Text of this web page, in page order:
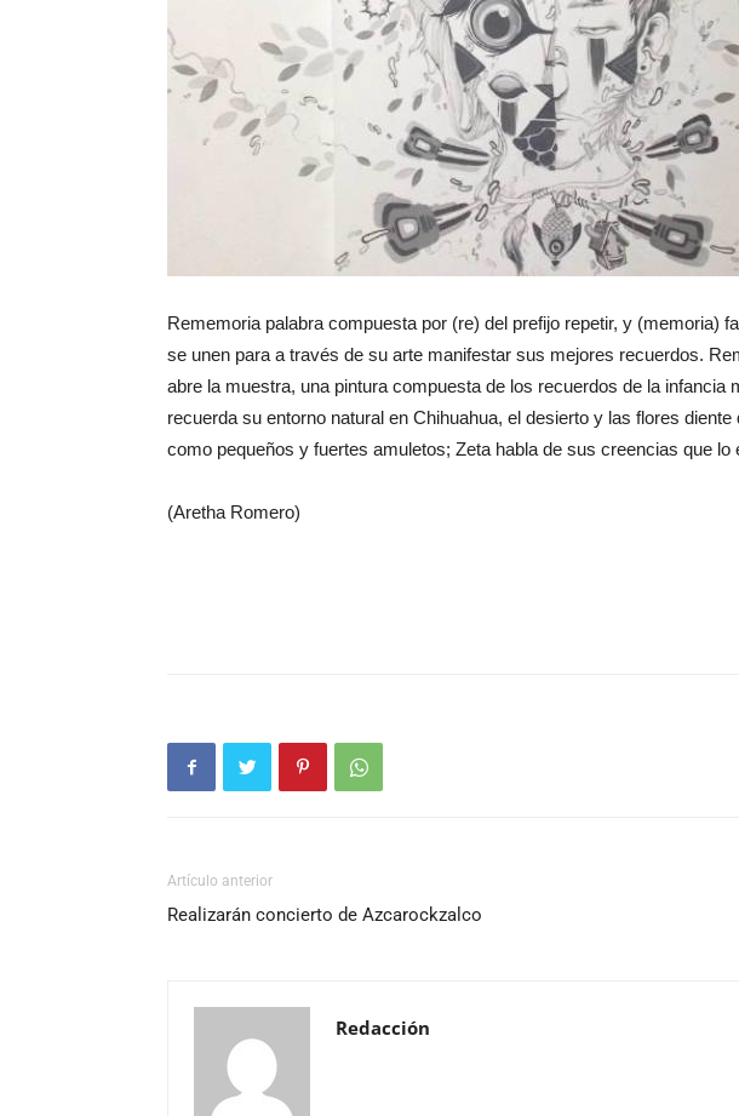
Rememoria palabra compuesta por (re) del prefijo repetir, y (memoria)
se unen para a través de su arte manifestar sus mejores recuerdos.
abre la muestra, una pintura compuesta de los recuerdos de la infancia
recuerda su entorno natural en Chihuahua, el desierto y las flores
como pequeños y fuertes amuletos; Zeta habla de sus creencias que lo
(Aretha Romero)
Artículo anterior
Realizarán concierto de Azcarockzalco
Redacción